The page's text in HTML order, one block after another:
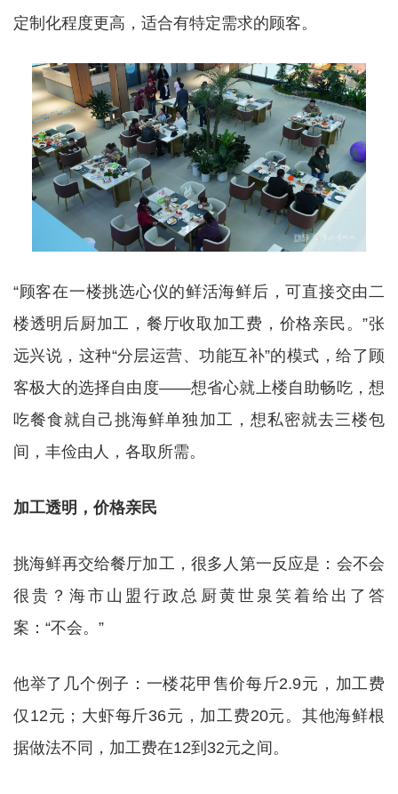
定制化程度更高，适合有特定需求的顾客。
“顾客在一楼挑选心仪的鲜活海鲜后，可直接交由二
楼透明后厨加工，餐厅收取加工费，价格亲民。”张
远兴说，这种“分层运营、功能互补”的模式，给了顾
客极大的选择自由度——想省心就上楼自助畅吃，想
吃餐食就自己挑海鲜单独加工，想私密就去三楼包
间，丰俭由人，各取所需。
加工透明，价格亲民
挑海鲜再交给餐厅加工，很多人第一反应是：会不会
很贵？海市山盟行政总厨黄世泉笑着给出了答
案：“不会。”
他举了几个例子：一楼花甲售价每斤2.9元，加工费
仅12元；大虾每斤36元，加工费20元。其他海鲜根
据做法不同，加工费在12到32元之间。